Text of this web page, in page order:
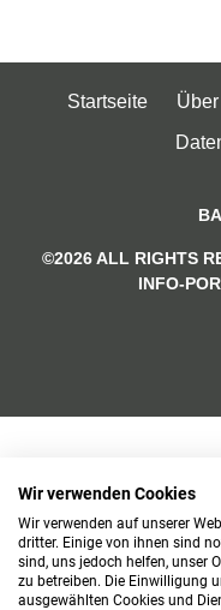
Startseite
©2026 ALL RIGHTS
INFO-
Wir verwenden Cookies
Wir verwenden auf unserer
dritter. Einige von ihnen sind
sind, uns jedoch helfen, unser
zu betreiben. Die Einwilligung
ausgewählten Cookies und